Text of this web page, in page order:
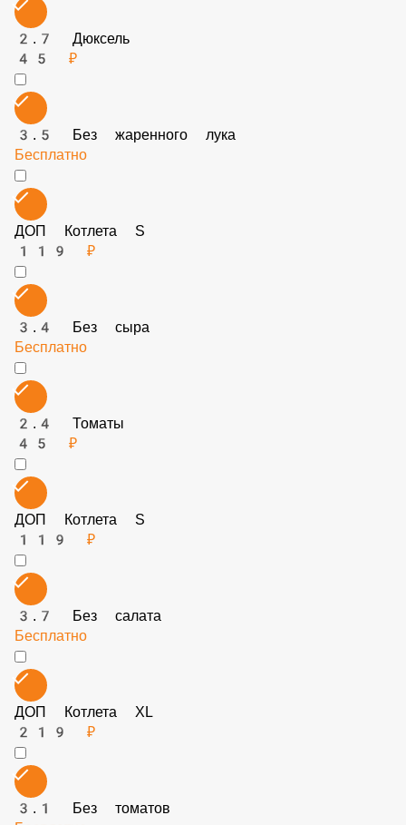
2.9 Бекон
69 ₽
2.7 Дюксель
Бесплатно
ДОП Котлета S
119 ₽
3.4 Без сыра
Бесплатно
2.4 Томаты
119 ₽